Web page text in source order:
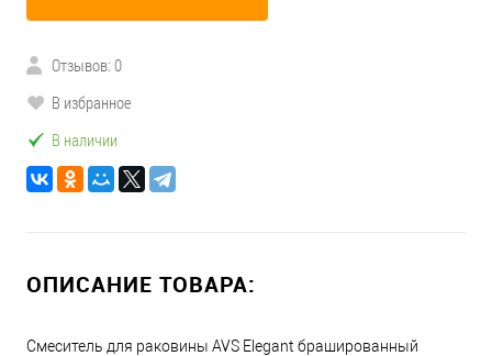
Отзывов: 0
В избранное
В наличии
ОПИСАНИЕ ТОВАРА:
Смеситель для раковины AVS Elegant брашированный